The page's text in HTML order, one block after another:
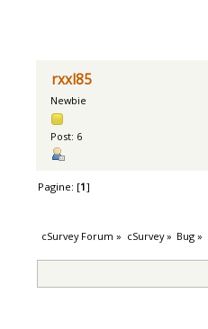
rxxl85
Newbie
Post: 6
Pagine: [1]
cSurvey Forum » cSurvey» Bug »